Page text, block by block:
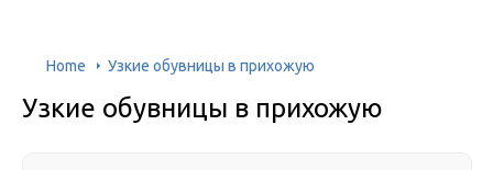
Home Узкие обувницы в прихожую
Узкие обувницы в прихожую